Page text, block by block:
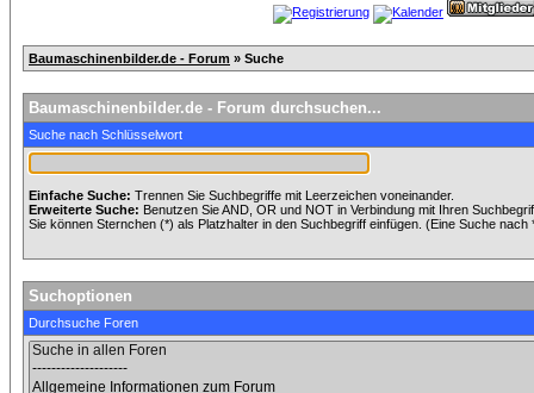
Baumaschinenbilder.de - Forum » Suche
Baumaschinenbilder.de - Forum durchsuchen...
Suche nach Schlüsselwort
Einfache Suche: Trennen Sie Suchbegriffe mit Leerzeichen voneinander.
Erweiterte Suche: Benutzen Sie AND, OR und NOT in Verbindung mit Ihren
Sie können Sternchen (*) als Platzhalter in den Suchbegriff einfügen. (Eine Suche
Suchoptionen
Durchsuche Foren